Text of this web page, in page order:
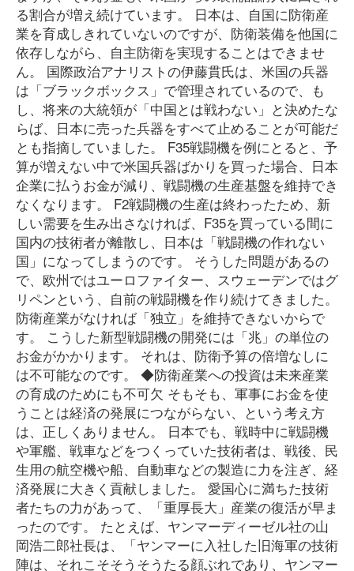
る割合が増え続けています。 日本は、自国に防衛産
業を育成しきれていないのですが、防衛装備を他国に
依存しながら、自主防衛を実現することはできませ
ん。 国際政治アナリストの伊藤貫氏は、米国の兵器
は「ブラックボックス」で管理されているので、も
し、将来の大統領が「中国とは戦わない」と決めたな
らば、日本に売った兵器をすべて止めることが可能だ
とも指摘していました。 F35戦闘機を例にとると、予
算が増えない中で米国兵器ばかりを買った場合、日本
企業に払うお金が減り、戦闘機の生産基盤を維持でき
なくなります。 F2戦闘機の生産は終わったため、新
しい需要を生み出さなければ、F35を買っている間に
国内の技術者が離散し、日本は「戦闘機の作れない
国」になってしまうのです。 そうした問題があるの
で、欧州ではユーロファイター、スウェーデンではグ
リペンという、自前の戦闘機を作り続けてきました。
防衛産業がなければ「独立」を維持できないからで
す。 こうした新型戦闘機の開発には「兆」の単位の
お金がかかります。 それは、防衛予算の倍増なしに
は不可能なのです。 ◆防衛産業への投資は未来産業
の育成のためにも不可欠 そもそも、軍事にお金を使
うことは経済の発展につながらない、という考え方
は、正しくありません。 日本でも、戦時中に戦闘機
や軍艦、戦車などをつくっていた技術者は、戦後、民
生用の航空機や船、自動車などの製造に力を注ぎ、経
済発展に大きく貢献しました。 愛国心に満ちた技術
者たちの力があって、「重厚長大」産業の復活が早ま
ったのです。 たとえば、ヤンマーディーゼル社の山
岡浩二郎社長は、「ヤンマーに入社した旧海軍の技術
陣は、それこそそうそうたる顔ぶれであり、ヤンマー